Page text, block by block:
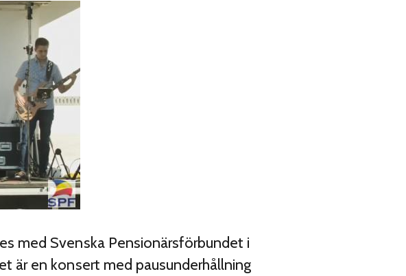
med Svenska Pensionärsförbundet i
är en konsert med pausunderhållning